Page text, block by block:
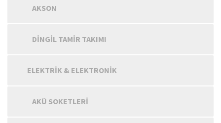
AKSON
DINGIL TAMIR TAKIMI
ELEKTRIK & ELEKTRONIK
AKÜ SOKETLERI